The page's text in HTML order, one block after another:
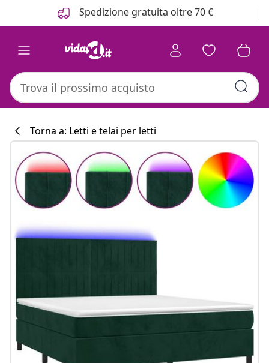
Spedizione gratuita oltre 70 €
Torna a: Letti e telai per letti